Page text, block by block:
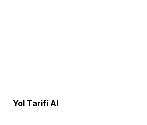
Yol Tarifi Al